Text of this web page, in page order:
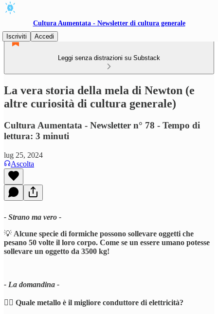
Cultura Aumentata - Newsletter di cultura generale
Iscriviti
Accedi
Leggi senza distrazioni su Substack
La vera storia della mela di Newton (e
altre curiosità di cultura generale)
Cultura Aumentata - Newsletter n° 78 - Tempo di
lettura: 3 minuti
lug 25, 2024
Ascolta
- Strano ma vero -
💡 Alcune specie di formiche possono sollevare oggetti che
pesano 50 volte il loro corpo. Come se un essere umano potesse
sollevare un oggetto da 3500 kg!
- La domandina -
🕵️‍♂️ Quale metallo è il migliore conduttore di elettricità?